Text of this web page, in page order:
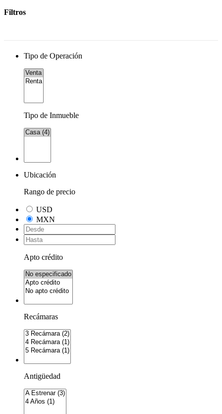
Filtros
Tipo de Operación
Tipo de Inmueble
Ubicación
Rango de precio
USD
MXN
Apto crédito
Recámaras
Antigüedad